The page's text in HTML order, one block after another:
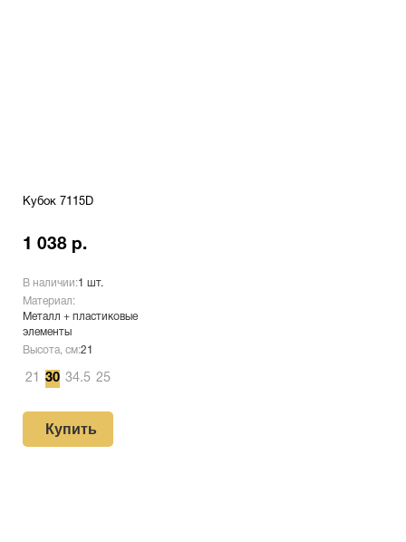
Кубок 7115D
1 038 р.
В наличии:1 шт.
Материал:
Металл + пластиковые
элементы
Высота, см:21
21 30 34.5 25
Купить